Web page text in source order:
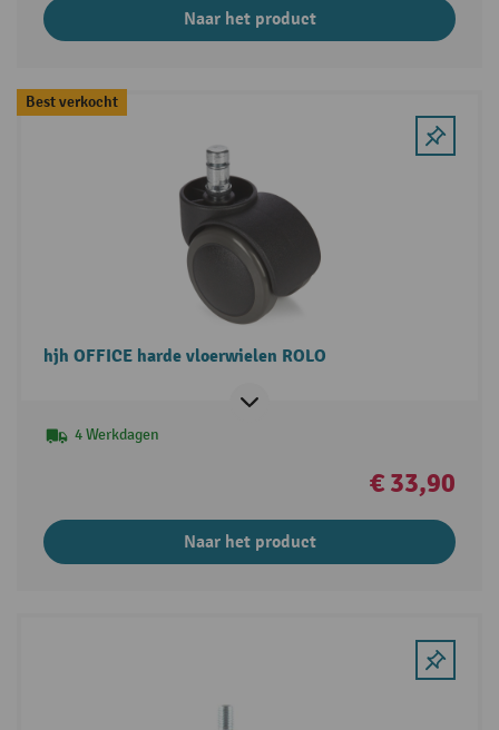
Naar het product
Best verkocht
hjh OFFICE harde vloerwielen ROLO
4 Werkdagen
€ 33,90
Naar het product